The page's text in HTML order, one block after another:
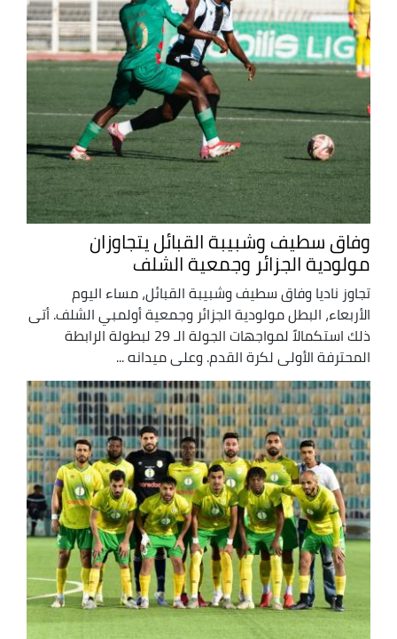
وفاق سطيف وشبيبة القبائل يتجاوزان
مولودية الجزائر وجمعية الشلف
تجاوز ناديا وفاق سطيف وشبيبة القبائل، مساء اليوم
الأربعاء، البطل مولودية الجزائر وجمعية أولمبي الشلف. أتى
ذلك استكمالاً لمواجهات الجولة الـ 29 لبطولة الرابطة
المحترفة الأولى لكرة القدم. وعلى ميدانه ...